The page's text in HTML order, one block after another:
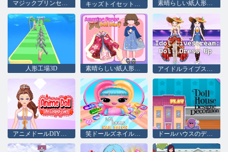
マジックプリンセスドレスアップ人形 素晴らしい紙人形の日記
人形工場3D 素晴らしい紙人形の日記 アイドルライブストリーム：ドールドレスアップ
アニメドールDIYコスプレガール 笑ドールズネイルサロン ドールハウスのデザインと装飾